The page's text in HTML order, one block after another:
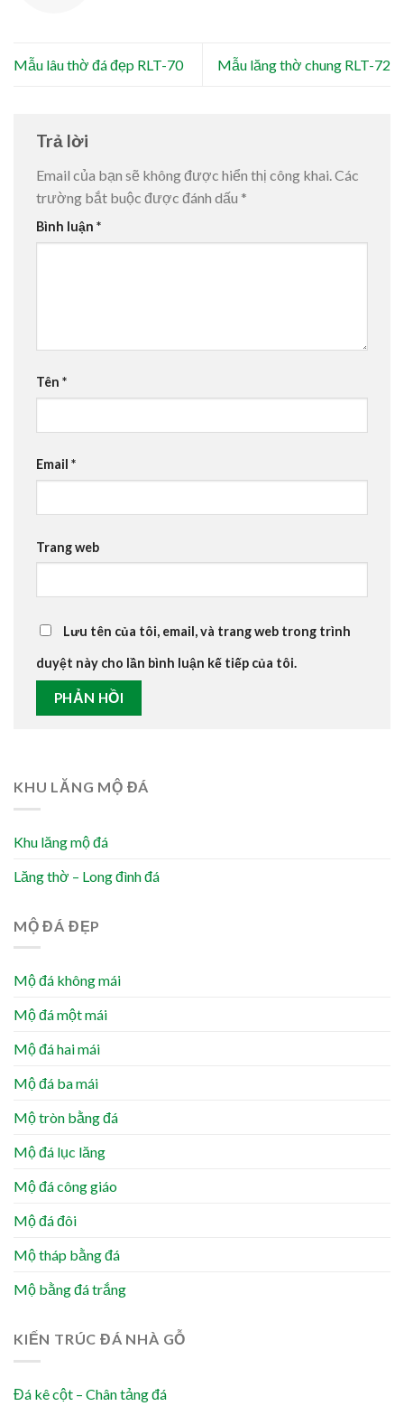
Mẫu lâu thờ đá đẹp RLT-70 Mẫu lăng thờ chung RLT-72
Trả lời
Email của bạn sẽ không được hiển thị công khai.Các
trường bắt buộc được đánh dấu *
Bình luận *
Tên *
Email *
Trang web
Lưu tên của tôi, email, và trang web trong trình
duyệt này cho lần bình luận kế tiếp của tôi.
KHU LĂNG MỘ ĐÁ
Khu lăng mộ đá
Lăng thờ – Long đình đá
MỘ ĐÁ ĐẸP
Mộ đá không mái
Mộ đá một mái
Mộ đá hai mái
Mộ đá ba mái
Mộ tròn bằng đá
Mộ đá lục lăng
Mộ đá công giáo
Mộ đá đôi
Mộ tháp bằng đá
Mộ bằng đá trắng
KIẾN TRÚC ĐÁ NHÀ GỖ
Đá kê cột – Chân tảng đá